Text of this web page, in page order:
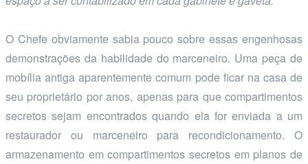
O Chefe obviamente sabia pouco sobre essas engenhosas
demonstrações da habilidade do marceneiro. Uma peça de
mobília antiga aparentemente comum pode ficar na casa de
seu proprietário por anos, apenas para que compartimentos
secretos sejam encontrados quando ela for enviada a um
restaurador ou marceneiro para recondicionamento. O
armazenamento em compartimentos secretos em planos de